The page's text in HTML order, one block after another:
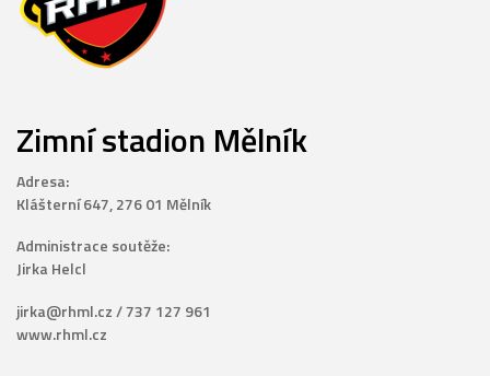
Zimní stadion Mělník
Adresa:
Klášterní 647, 276 01 Mělník
Administrace soutěže:
Jirka Helcl
jirka@rhml.cz / 737 127 961
www.rhml.cz